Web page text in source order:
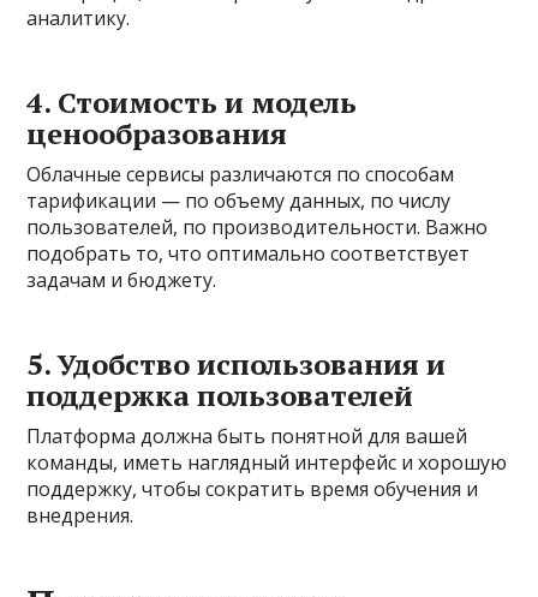
аналитику.
4. Стоимость и модель
ценообразования
Облачные сервисы различаются по способам
тарификации — по объему данных, по числу
пользователей, по производительности. Важно
подобрать то, что оптимально соответствует
задачам и бюджету.
5. Удобство использования и
поддержка пользователей
Платформа должна быть понятной для вашей
команды, иметь наглядный интерфейс и хорошую
поддержку, чтобы сократить время обучения и
внедрения.